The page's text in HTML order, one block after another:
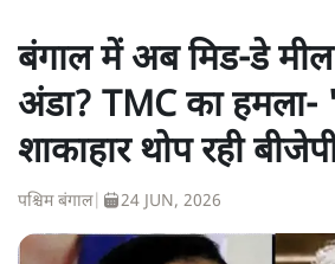
बंगाल में अब मिड-डे
अंडा? TMC का हमला-
शाकाहार थोप रही
पश्चिम बंगाल| 24 JUN, 2026